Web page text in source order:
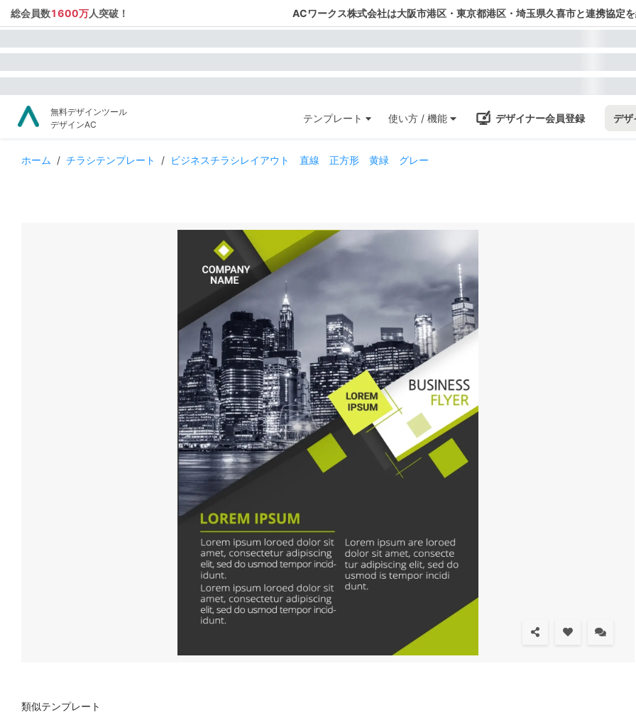
総会員数1600万人突破！ ACワークス株式会社は大阪市港区・東京都港区・埼玉県久喜市と連携協定
無料デザインツール
デザインAC
テンプレート 使い方 / 機能 デザイナー会員登録 デザ
ホーム / チラシテンプレート / ビジネスチラシレイアウト 直線 正方形 黄緑 グレー
類似テンプレート